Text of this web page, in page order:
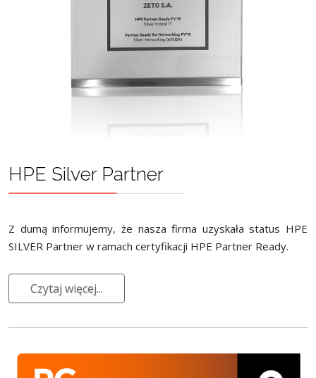
HPE Silver Partner
Z dumą informujemy, że nasza firma uzyskała status HPE
SILVER Partner w ramach certyfikacji HPE Partner Ready.
Czytaj więcej...